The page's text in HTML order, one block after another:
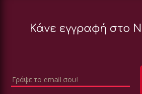
Κάνε εγγραφή στο